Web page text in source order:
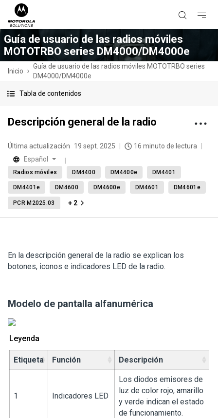
Guía de usuario de las radios móviles
MOTOTRBO series DM4000/DM4000e
Inicio
Guía de usuario de las radios móviles MOTOTRBO series
DM4000/DM4000e
Tabla de contenidos
Descripción general de la radio
Última actualización 19 sept. 2025
16 minuto de lectura
Español
Radios móviles DM4400 DM4400e DM4401
DM4401e DM4600 DM4600e DM4601 DM4601e
PCR M2025.03 + 2
En la descripción general de la radio se explican los
botones, iconos e indicadores LED de la radio.
Modelo de pantalla alfanumérica
Leyenda
Etiqueta Función Descripción
1 Indicadores LED
Los diodos emisores de
luz de color rojo, amarillo
y verde indican el estado
de funcionamiento.